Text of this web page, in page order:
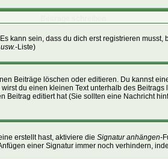
kann sein, dass du dich erst registrieren
-Liste)
Beiträge löschen oder editieren. Du kannst
du einen kleinen Text unterhalb des
editiert hat (Sie sollten eine Nachricht
erstellt hast, aktiviere die Signatur anhängen-
einer Signatur immer noch verhindern,